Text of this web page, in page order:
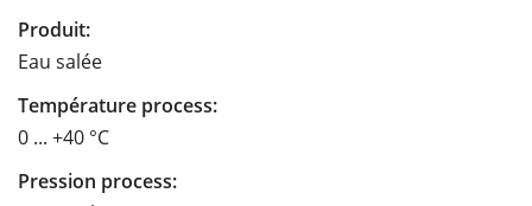
Produit:
Eau salée
Température process:
0 ... +40 °C
Pression process: